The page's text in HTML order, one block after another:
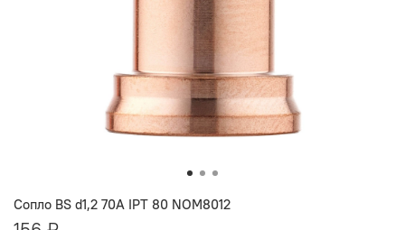
Сопло BS d1,2 70A IPT 80 NOM8012